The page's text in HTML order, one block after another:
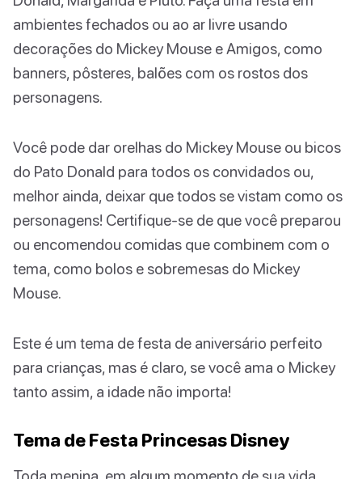
ambientes fechados ou ao ar livre usando
decorações do Mickey Mouse e Amigos, como
banners, pôsteres, balões com os rostos dos
personagens.
Você pode dar orelhas do Mickey Mouse ou bicos
do Pato Donald para todos os convidados ou,
melhor ainda, deixar que todos se vistam como os
personagens! Certifique-se de que você preparou
ou encomendou comidas que combinem com o
tema, como bolos e sobremesas do Mickey
Mouse.
Este é um tema de festa de aniversário perfeito
para crianças, mas é claro, se você ama o Mickey
tanto assim, a idade não importa!
Tema de Festa Princesas Disney